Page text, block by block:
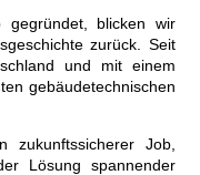
gegründet, blicken wir
zurück. Seit
und mit einem
gebäudetechnischen
Job,
Lösung spannender